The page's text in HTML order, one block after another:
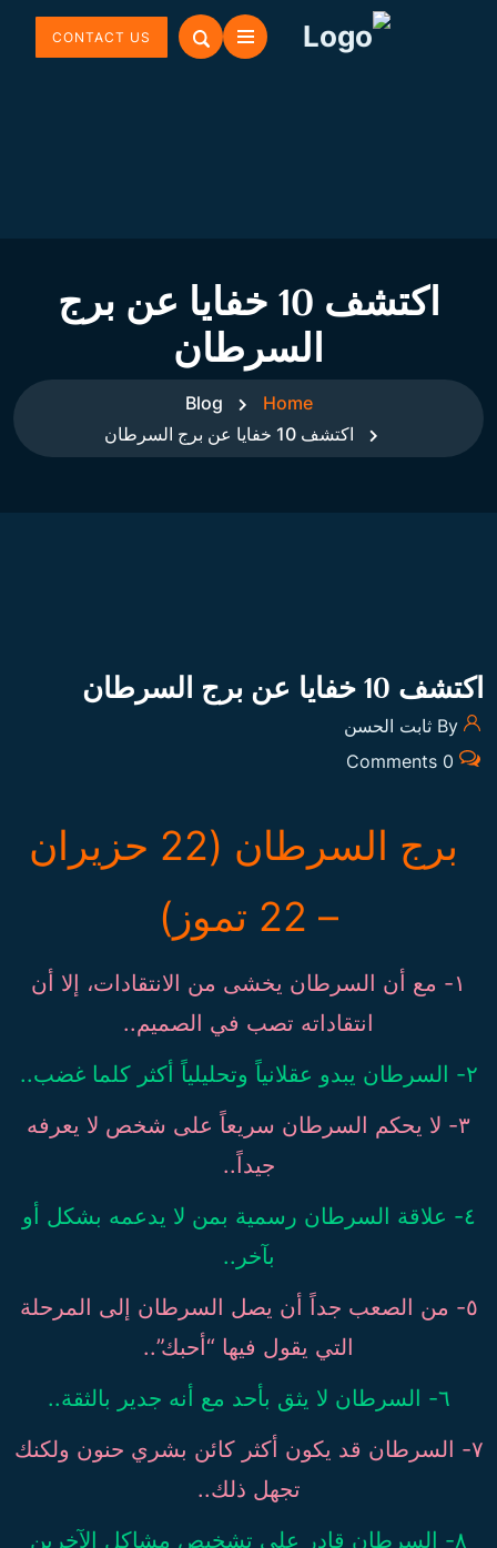
CONTACT US
اكتشف 10 خفايا عن برج
السرطان
Home
Blog
اكتشف 10 خفايا عن برج السرطان
اكتشف 10 خفايا عن برج السرطان
0 Comments
برج السرطان (22 حزيران
– 22 تموز)
١- مع أن السرطان يخشى من الانتقادات، إلا أن
انتقاداته تصب في الصميم..
٢- السرطان يبدو عقلانياً وتحليلياً أكثر كلما غضب..
٣- لا يحكم السرطان سريعاً على شخص لا يعرفه
جيداً..
٤- علاقة السرطان رسمية بمن لا يدعمه بشكل أو
بآخر..
٥- من الصعب جداً أن يصل السرطان إلى المرحلة
التي يقول فيها “أحبك”..
٦- السرطان لا يثق بأحد مع أنه جدير بالثقة..
٧- السرطان قد يكون أكثر كائن بشري حنون ولكنك
تجهل ذلك..
٨- السرطان قادر على تشخيص مشاكل الآخرين